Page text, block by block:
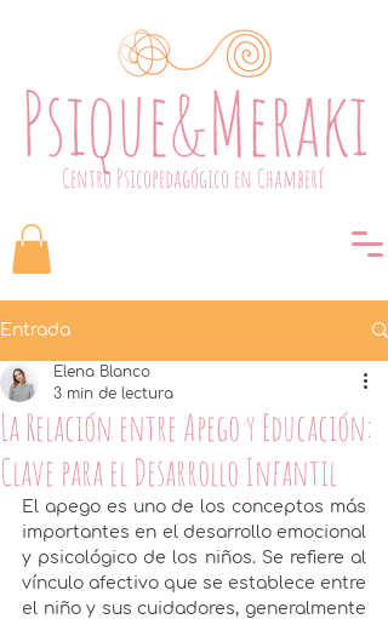
Centro Psicopedagógico en Chamberí
Entrada
La Relación entre Apego y Educación:
Clave para el Desarrollo Infantil
Elena Blanco
3 min de lectura
El apego es uno de los conceptos más
importantes en el desarrollo emocional
y psicológico de los niños. Se refiere al
vínculo afectivo que se establece entre
el niño y sus cuidadores, generalmente